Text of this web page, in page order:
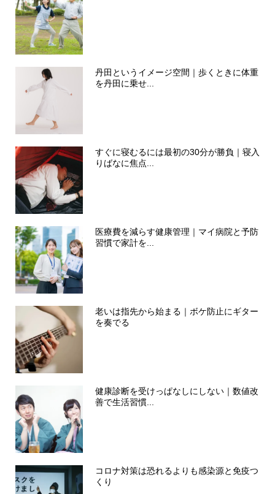
丹田というイメージ空間｜歩くときに体重
を丹田に乗せ...
すぐに寝むるには最初の30分が勝負｜寝入
りばなに焦点...
医療費を減らす健康管理｜マイ病院と予防
習慣で家計を...
老いは指先から始まる｜ボケ防止にギター
を奏でる
健康診断を受けっぱなしにしない｜数値改
善で生活習慣...
コロナ対策は恐れるよりも感染源と免疫つ
くり